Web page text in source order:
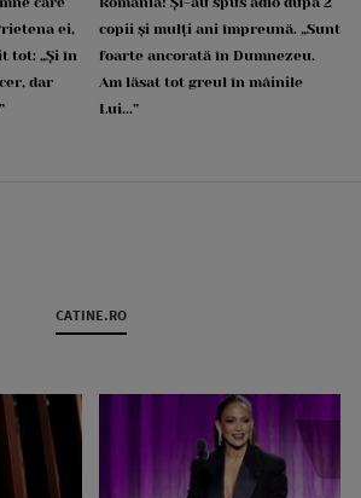
ei,
tot: „Și în
dar
copii și mulți ani împreună. „Sunt
foarte ancorată în Dumnezeu.
Am lăsat tot greul în mâinile
Lui...”
CATINE.RO